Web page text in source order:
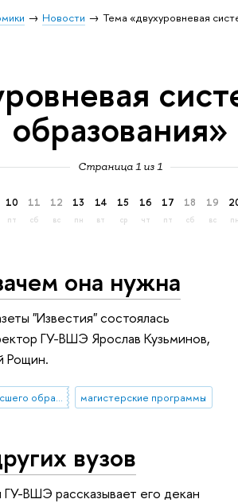
Новости Тема «двухуровневая
образования»
Страница 1 из 1
10
пт
11
сб
12
вс
13
пн
14
вт
15
ср
16
чт
17
пт
18
сб
19
вс пн
она нужна
"Известия" состоялась
ГУ-ВШЭ Ярослав Кузьминов,
Рощин.
двухуровневая система высшего образования магистерские программы
вузов
ВШЭ рассказывает его декан